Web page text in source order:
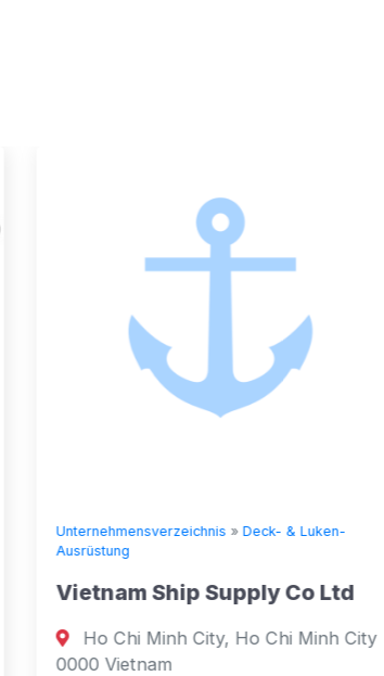
Unternehmensverzeichnis»Deck- & Luken-
Ausrüstung
Vietnam Ship Supply Co Ltd
Ho Chi Minh City, Ho Chi Minh City
0000 Vietnam